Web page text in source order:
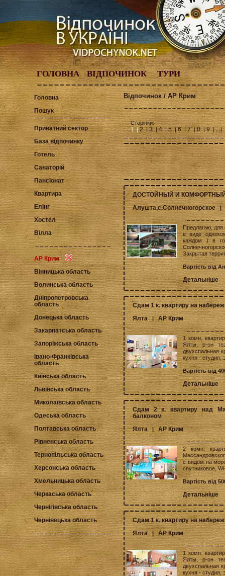
ГОЛОВНА ВІДПОЧИНОК ТУРИ
Головна
Пошук
Приватний сектор
База відпочинку
Готель
Санаторій
Пансіонат
Квартира
Елінг
Хостел
Вілла
АР Крим
Вінницька область
Волинська область
Дніпропетровська
область
Донецька область
Закарпатська область
Запоріжська область
Івано-Франківська
область
Київська область
Львівська область
Миколаївська область
Одеська область
Полтавська область
Рівненська область
Тернопільська область
Херсонська область
Хмельницька область
Черкаська область
Чернігівська область
Чернівецька область
Відпочинок / АР Крим
Сторінки:
1 | 2|3| 4|5|6| 7|8| 9|
ДОСТОЙНЫЙ И
Алушта,с.Солнечногорское
Предлагаю,
в виде
каждом ) в
Закрытая
Вартість від
Детальніше
Сдам 1 к. квартиру на
Ялта |АР Крим
1 комн.
Ялты, р-он
двухспальная
кухня - студия,
Вартість від
Детальніше
Сдам 2 к. квартиру над
балконом
Ялта |АР Крим
2 комн.
с видом на
спутниковое,
Вартість від
Детальніше
Сдам 1 к. квартиру на
Ялта |АР Крим
1 комн.
Ялты, р-он
двухспальная
кухня - студия,